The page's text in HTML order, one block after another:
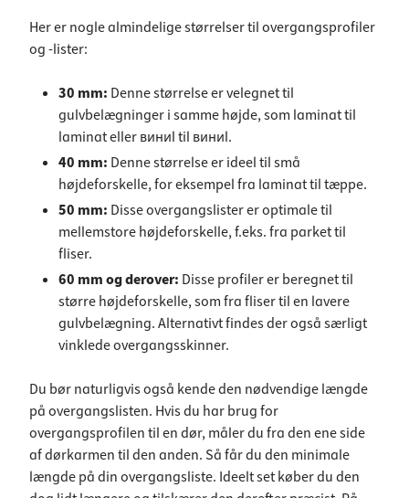
Her er nogle almindelige størrelser til overgangsprofiler
og -lister:
30 mm: Denne størrelseer velegnet til
gulvbelægninger i samme højde, som laminat til
laminat eller виниl til виниl.
40 mm: Denne størrelseer ideel til små
højdeforskelle, for eksempel fra laminat til tæppe.
50 mm: Disse overgangslisterer optimale til
mellemstore højdeforskelle, f.eks. fra parket til
fliser.
60 mm og derover: Disse profiler er beregnet til
større højdeforskelle, som fra fliser til en lavere
gulvbelægning. Alternativt findes der ogsåsærligt
vinklede overgangsskinner.
Du bør naturligvis også kende den nødvendige længde
på overgangslisten. Hvis du har brug for
overgangsprofilen til en dør, måler du fra den ene side
af dørkarmen til den anden. Så får du den minimale
længde på din overgangsliste. Ideelt set køber du den